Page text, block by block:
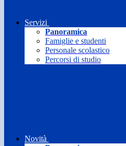
Servizi
Panoramica
Famiglie e studenti
Personale scolastico
Percorsi di studio
Novità